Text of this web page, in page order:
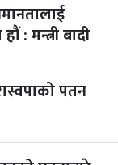
: मन्त्री बादी
पतन